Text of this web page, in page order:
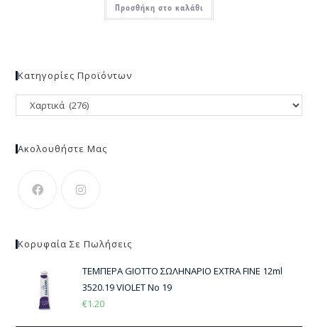
Προσθήκη στο καλάθι
Κατηγορίες Προϊόντων
Ακολουθήστε Μας
Κορυφαία Σε Πωλήσεις
ΤΕΜΠΕΡΑ GIOTTO ΣΩΛΗΝΑΡΙΟ EXTRA FINE 12ml
3520.19 VIOLET No 19
€1.20